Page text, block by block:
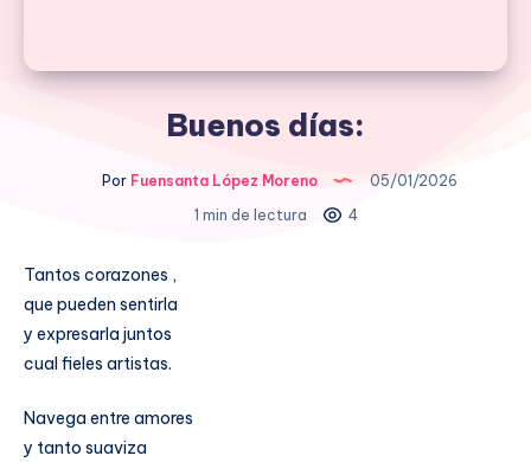
Buenos días:
PorFuensanta López Moreno
05/01/2026
1 min de lectura
4
Tantos corazones ,
que pueden sentirla
y expresarla juntos
cual fieles artistas.
Navega entre amores
y tanto suaviza